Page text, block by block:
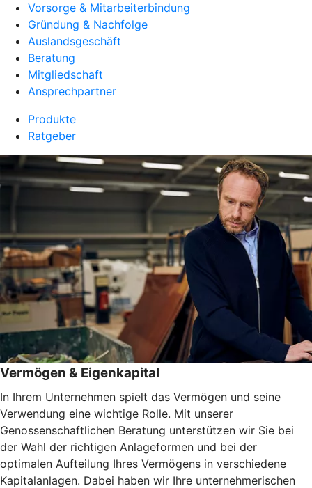
Vorsorge & Mitarbeiterbindung
Gründung & Nachfolge
Auslandsgeschäft
Beratung
Mitgliedschaft
Ansprechpartner
Produkte
Ratgeber
Vermögen & Eigenkapital
In Ihrem Unternehmen spielt das Vermögen und seine
Verwendung eine wichtige Rolle. Mit unserer
Genossenschaftlichen Beratung unterstützen wir Sie bei
der Wahl der richtigen Anlageformen und bei der
optimalen Aufteilung Ihres Vermögens in verschiedene
Kapitalanlagen. Dabei haben wir Ihre unternehmerischen